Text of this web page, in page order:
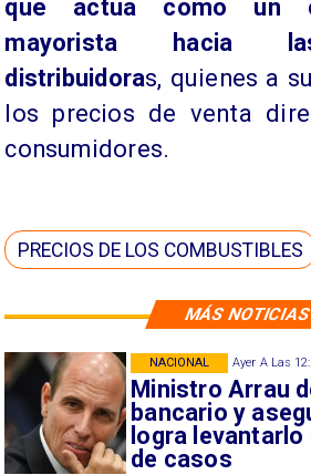
MÁS NOTICIAS
Ayer A Las
Ministro Arrau
bancario y
logra
de casos
NACIONAL
que actúa como un
mayorista hacia
distribuidoras, quienes a
los precios de venta
consumidores.
PRECIOS DE LOS COMBUSTIBLES